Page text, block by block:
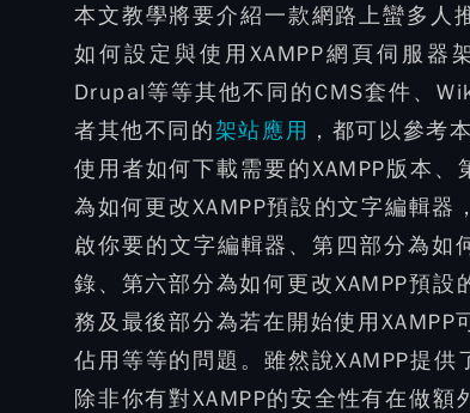
本文教學將要介紹一款網路上蠻多人
如何設定與使用XAMPP網頁伺服器
Drupal等等其他不同的CMS套件、
者其他不同的架站應用 ，都可以參考
使用者如何下載需要的XAMPP版本
為如何更改XAMPP預設的文字編輯
啟你要的文字編輯器、第四部分為如
錄、第六部分為如何更改XAMPP預設
務及最後部分為若在開始使用
佔用等等的問題。雖然說XAMPP提
除非你有對XAMPP的安全性有在做